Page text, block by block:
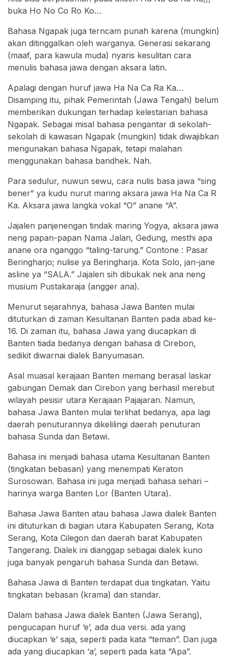
buka Ho No Co Ro Ko…
Bahasa Ngapak juga terncam punah karena (mungkin)
akan ditinggalkan oleh warganya. Generasi sekarang
(maaf, para kawula muda) nyaris kesulitan cara
menulis bahasa jawa dengan aksara latin.
Apalagi dengan huruf jawa Ha Na Ca Ra Ka…
Disamping itu, pihak Pemerintah (Jawa Tengah) belum
memberikan dukungan terhadap kelestarian bahasa
Ngapak. Sebagai misal bahasa pengantar di sekolah-
sekolah di kawasan Ngapak (mungkin) tidak diwajibkan
mengunakan bahasa Ngapak, tetapi malahan
menggunakan bahasa bandhek. Nah.
Para sedulur, nuwun sewu, cara nulis basa jawa “sing
bener” ya kudu nurut maring aksara jawa Ha Na Ca R
Ka. Aksara jawa langka vokal “O” anane “A”.
Jajalen panjenengan tindak maring Yogya, aksara jawa
neng papan-papan Nama Jalan, Gedung, mesthi apa
anane ora nganggo “taling-tarung.” Contone : Pasar
Beringharjo; nulise ya Beringharja. Kota Solo, jan-jane
asline ya “SALA.” Jajalen sih dibukak nek ana neng
musium Pustakaraja (angger ana).
Menurut sejarahnya, bahasa Jawa Banten mulai
dituturkan di zaman Kesultanan Banten pada abad ke-
16. Di zaman itu, bahasa Jawa yang diucapkan di
Banten tiada bedanya dengan bahasa di Cirebon,
sedikit diwarnai dialek Banyumasan.
Asal muasal kerajaan Banten memang berasal laskar
gabungan Demak dan Cirebon yang berhasil merebut
wilayah pesisir utara Kerajaan Pajajaran. Namun,
bahasa Jawa Banten mulai terlihat bedanya, apa lagi
daerah penuturannya dikelilingi daerah penuturan
bahasa Sunda dan Betawi.
Bahasa ini menjadi bahasa utama Kesultanan Banten
(tingkatan bebasan) yang menempati Keraton
Surosowan. Bahasa ini juga menjadi bahasa sehari –
harinya warga Banten Lor (Banten Utara).
Bahasa Jawa Banten atau bahasa Jawa dialek Banten
ini dituturkan di bagian utara Kabupaten Serang, Kota
Serang, Kota Cilegon dan daerah barat Kabupaten
Tangerang. Dialek ini dianggap sebagai dialek kuno
juga banyak pengaruh bahasa Sunda dan Betawi.
Bahasa Jawa di Banten terdapat dua tingkatan. Yaitu
tingkatan bebasan (krama) dan standar.
Dalam bahasa Jawa dialek Banten (Jawa Serang),
pengucapan huruf ‘e’, ada dua versi. ada yang
diucapkan ‘e’ saja, seperti pada kata “teman”. Dan juga
ada yang diucapkan ‘a’, seperti pada kata “Apa”.